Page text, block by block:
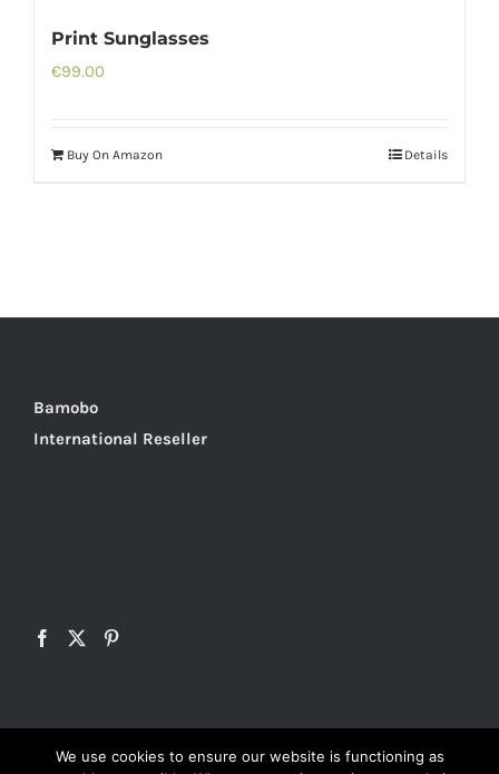
Print Sunglasses
€99.00
Buy On Amazon Details
Bamobo
International Reseller
We use cookies to ensure our website is functioning as